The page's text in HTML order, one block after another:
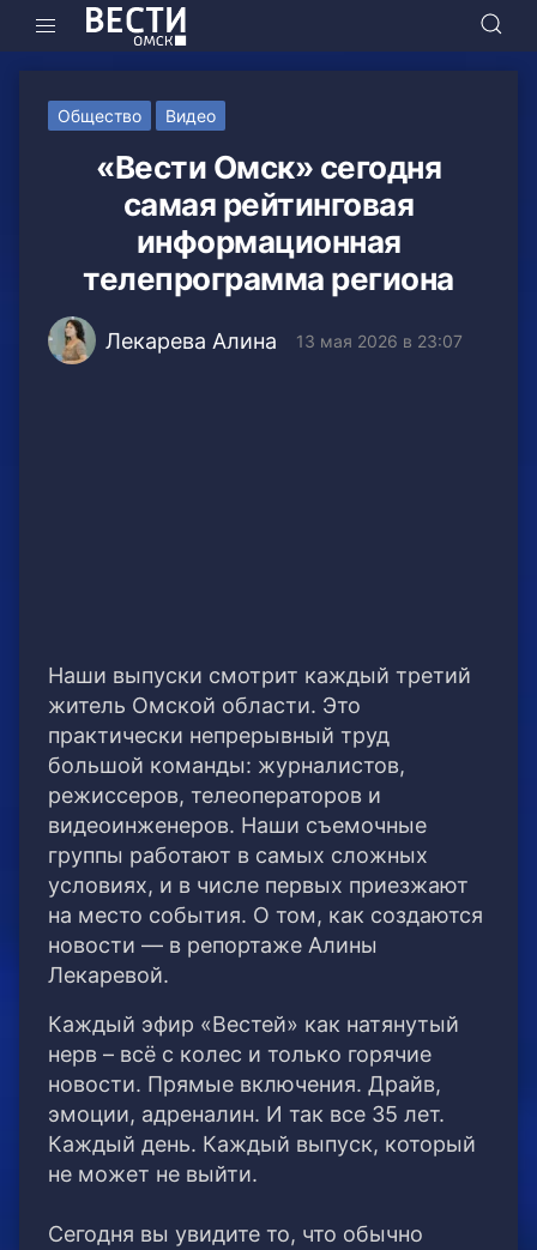
Общество Видео
«Вести Омск» сегодня
самая рейтинговая
информационная
телепрограмма региона
Лекарева Алина 13 мая 2026 в 23:07
Наши выпуски смотрит каждый третий
житель Омской области. Это
практически непрерывный труд
большой команды: журналистов,
режиссеров, телеоператоров и
видеоинженеров. Наши съемочные
группы работают в самых сложных
условиях, и в числе первых приезжают
на место события. О том, как создаются
новости — в репортаже Алины
Лекаревой.
Каждый эфир «Вестей» как натянутый
нерв – всё с колес и только горячие
новости. Прямые включения. Драйв,
эмоции, адреналин. И так все 35 лет.
Каждый день. Каждый выпуск, который
не может не выйти.
Сегодня вы увидите то, что обычно